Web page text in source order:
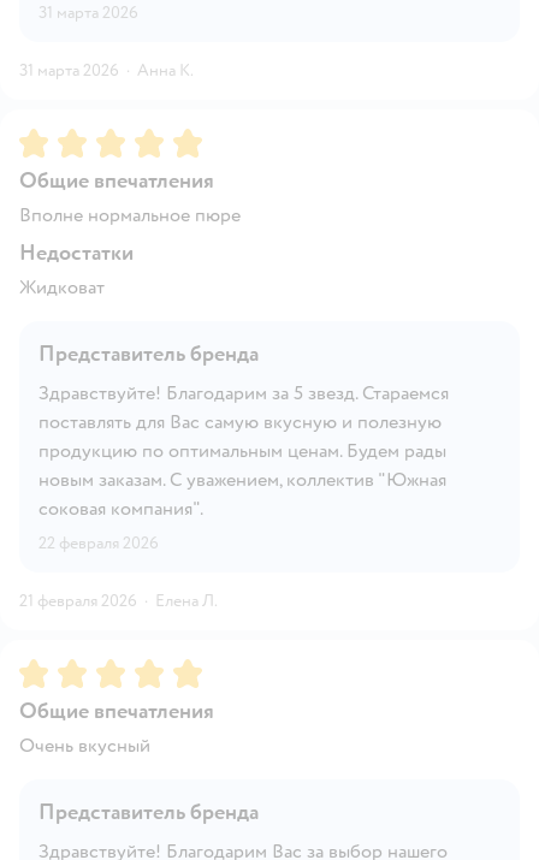
31 марта 2026
31 марта 2026 · Анна К.
Рейтинг:5
Общие впечатления
Вполне нормальное пюре
Недостатки
Жидковат
Представитель бренда
Здравствуйте! Благодарим за 5 звезд. Стараемся
поставлять для Вас самую вкусную и полезную
продукцию по оптимальным ценам. Будем рады
новым заказам. С уважением, коллектив "Южная
соковая компания".
22 февраля 2026
21 февраля 2026 · Елена Л.
Рейтинг:5
Общие впечатления
Очень вкусный
Представитель бренда
Здравствуйте! Благодарим Вас за выбор нашего